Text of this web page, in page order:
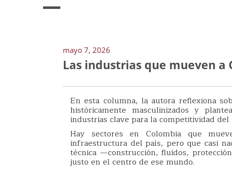
mayo 7, 2026
Las industrias que mueven
En esta columna, la autora reflexiona
históricamente masculinizados y
industrias clave para la competitividad del
Hay sectores en Colombia que
infraestructura del país, pero que casi
técnica —construcción, fluidos,
justo en el centro de ese mundo.